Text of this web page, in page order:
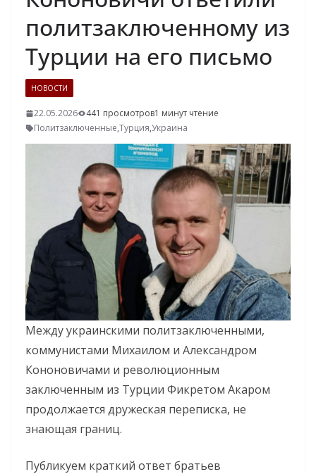
политзаключенному из
Турции на его письмо
НОВОСТИ
22.05.2026 441 просмотров1 минут чтение
Политзаключенные,Турция,Украина
Между украинскими политзаключенными,
коммунистами Михаилом и Александром
Кононовичами и революционным
заключенным из Турции Фикретом Акаром
продолжается дружеская переписка, не
знающая границ.
Публикуем краткий ответ братьев